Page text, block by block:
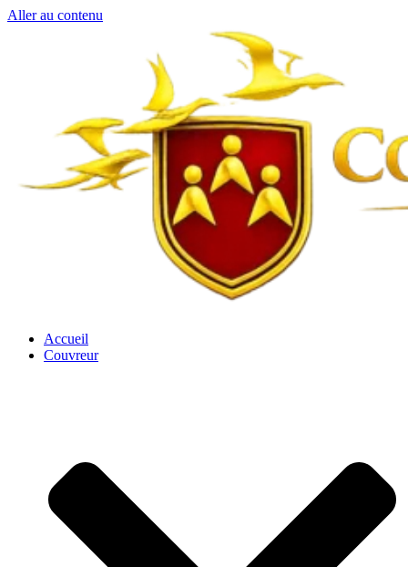
Aller au contenu
Accueil
Couvreur